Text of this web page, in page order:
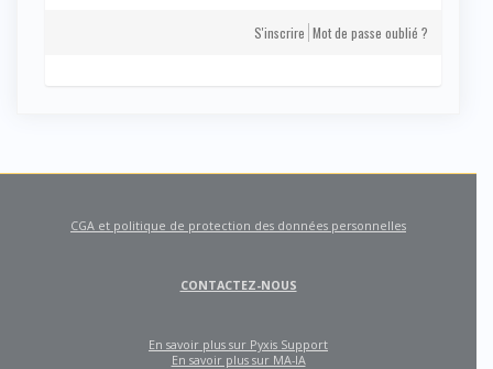
S'inscrire Mot de passe oublié ?
CGA et politique de protection des données personnelles
CONTACTEZ-NOUS
En savoir plus sur Pyxis Support
En savoir plus sur MA-IA